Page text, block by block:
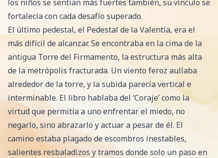
los niños se sentían más fuertes también, su vínculo se
fortalecía con cada desafío superado.
El último pedestal, el Pedestal de la Valentía, era el
más difícil de alcanzar. Se encontraba en la cima de la
antigua Torre del Firmamento, la estructura más alta
de la metrópolis fracturada. Un viento feroz aullaba
alrededor de la torre, y la subida parecía vertical e
interminable. El libro hablaba del ‘Coraje’ como la
virtud que permitía a uno enfrentar el miedo, no
negarlo, sino abrazarlo y actuar a pesar de él. El
camino estaba plagado de escombros inestables,
salientes resbaladizos y tramos donde solo un paso en